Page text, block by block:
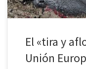
El «tira y
Unión